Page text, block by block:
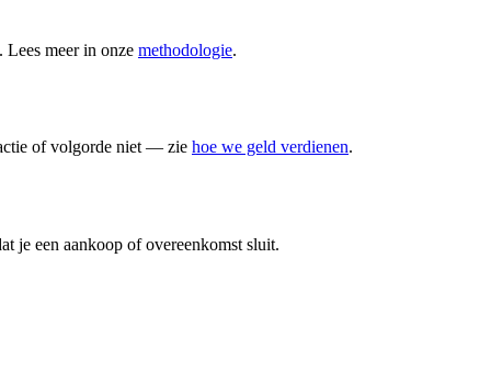
Lees meer in onze methodologie.
of volgorde niet — zie hoe we geld verdienen.
je een aankoop of overeenkomst sluit.